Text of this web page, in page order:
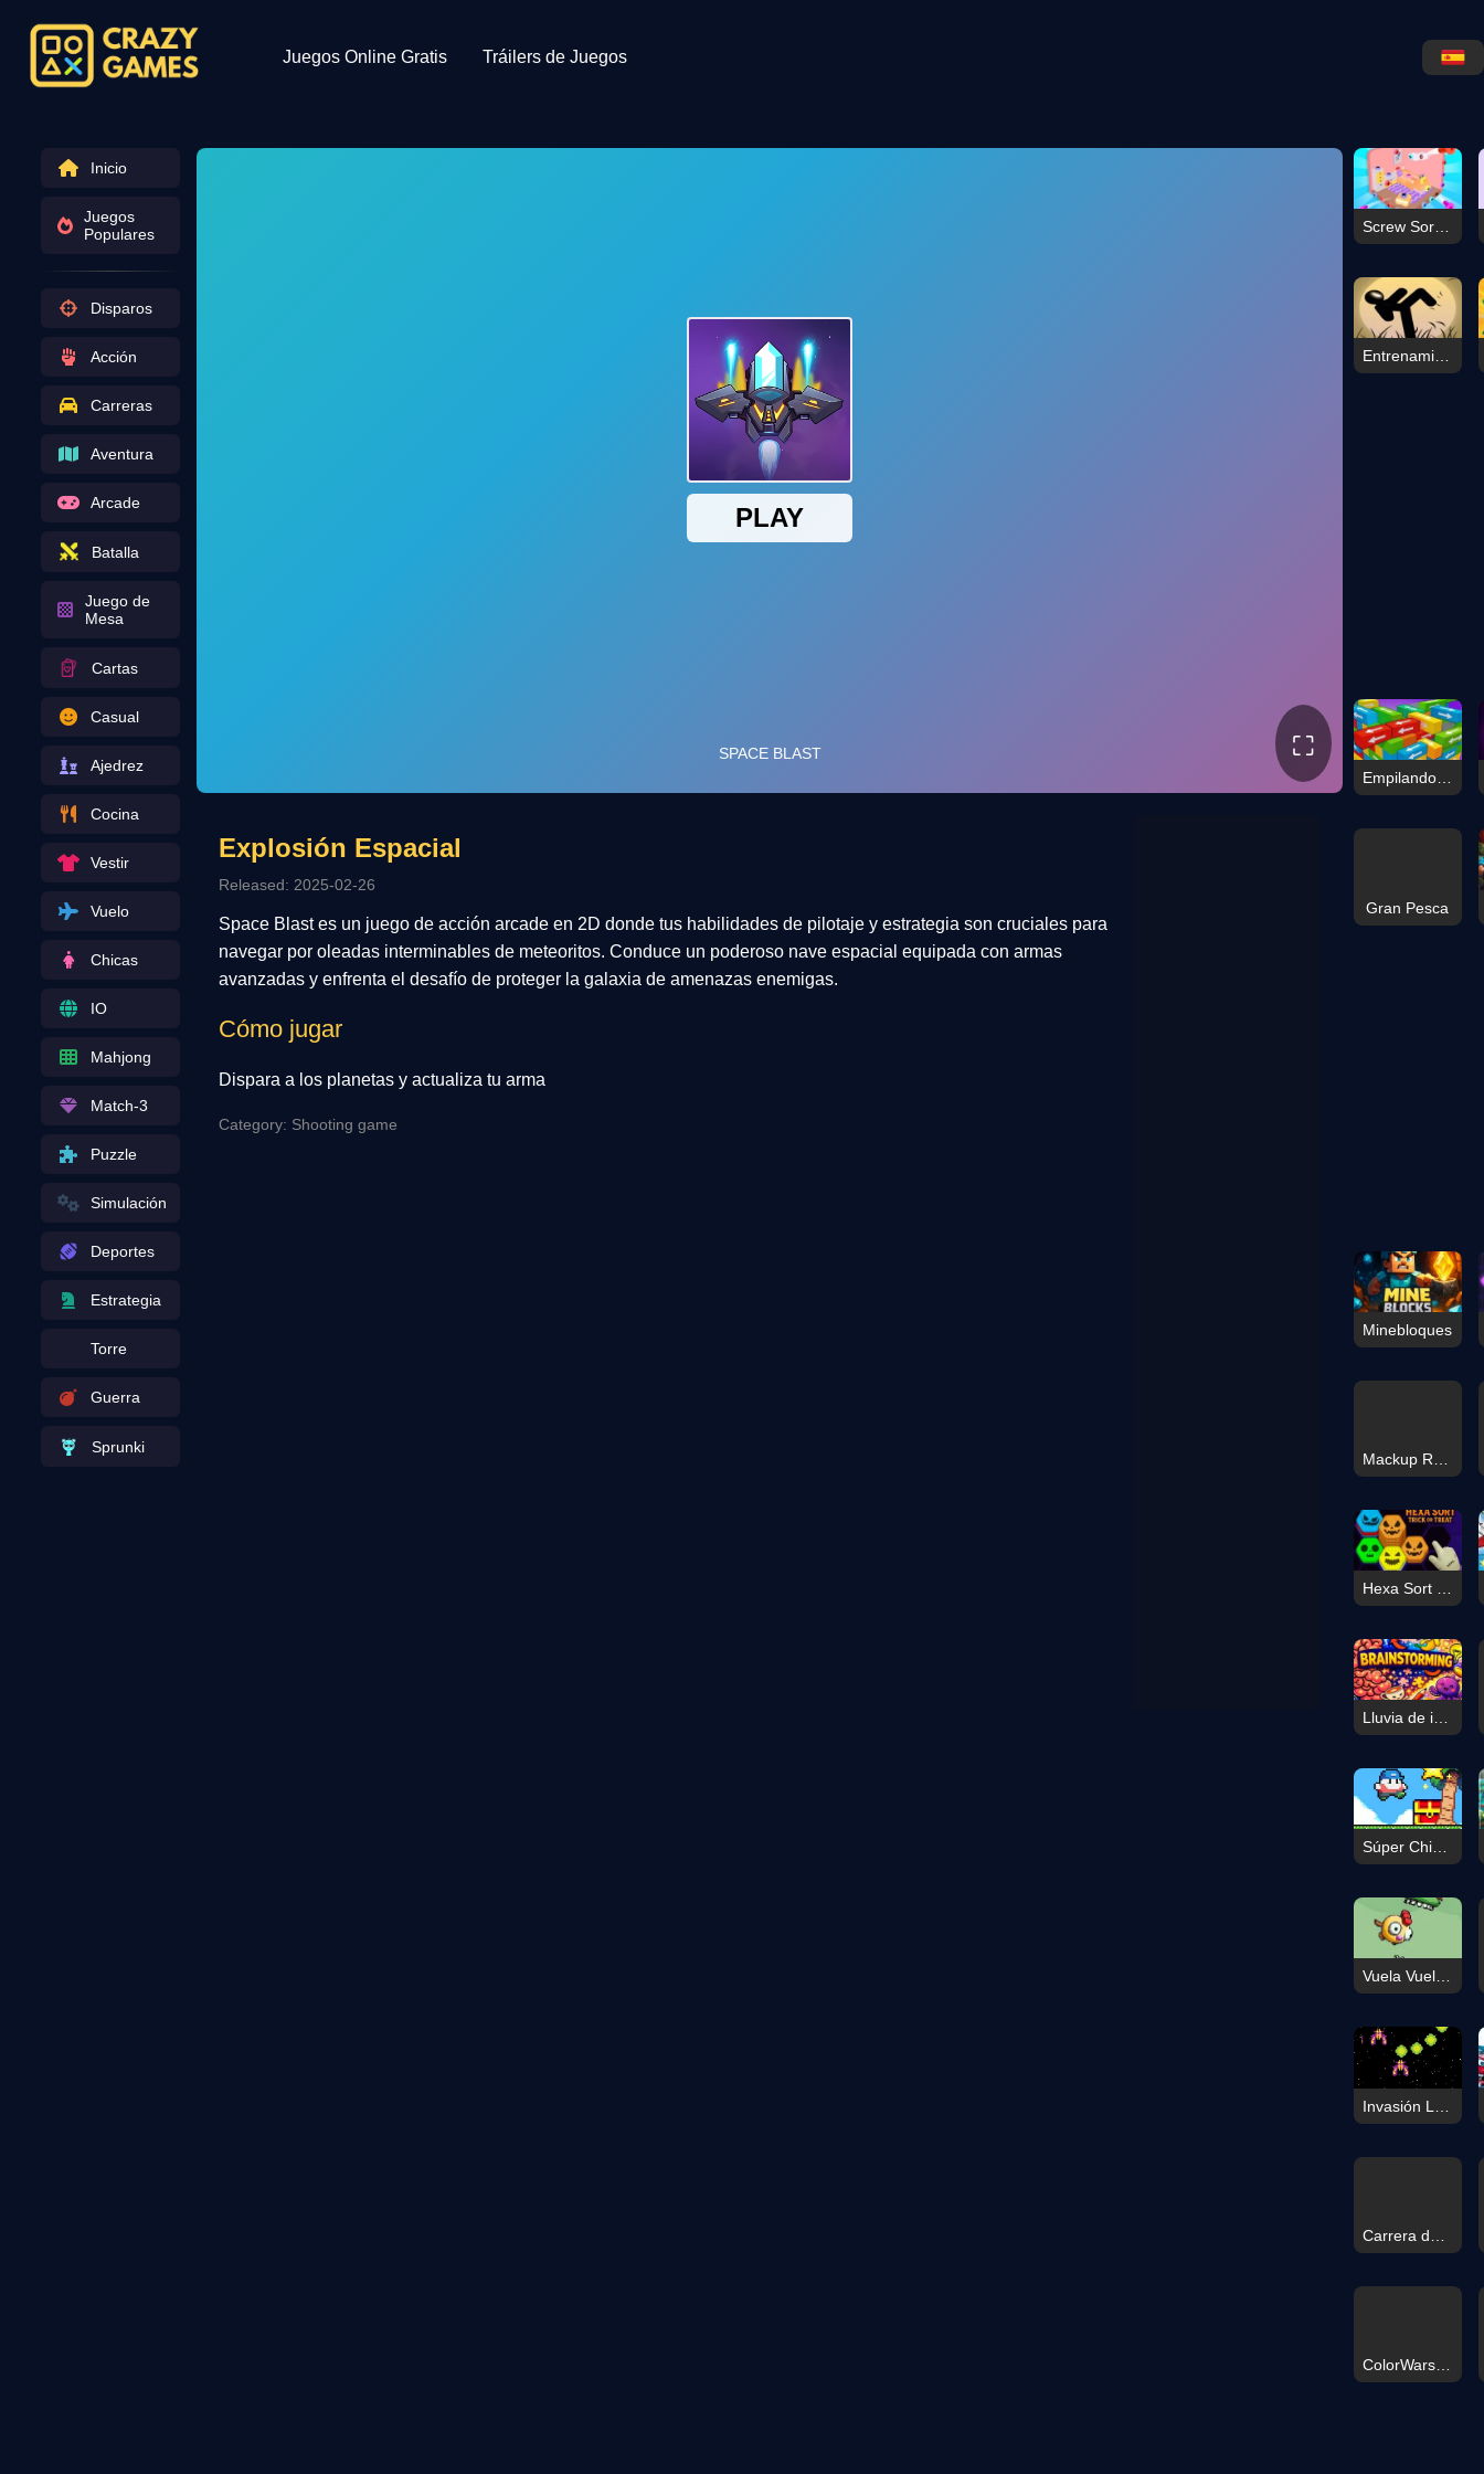
Juegos Online Gratis Tráilers de Juegos
Inicio
Juegos
Populares
Disparos
Acción
Carreras
Aventura
Arcade
Batalla
Juego de
Mesa
Cartas
Casual
Ajedrez
Cocina
Vestir
Vuelo
Chicas
IO
Mahjong
Match-3
Puzzle
Simulación
Deportes
Estrategia
Torre
Guerra
Sprunki
⛶
Explosión Espacial
Released: 2025-02-26
Space Blast es un juego de acción arcade en 2D donde tus habilidades de pilotaje y estrategia son cruciales para
navegar por oleadas interminables de meteoritos. Conduce un poderoso nave espacial equipada con armas
avanzadas y enfrenta el desafío de proteger la galaxia de amenazas enemigas.
Cómo jugar
Dispara a los planetas y actualiza tu arma
Category: Shooting game
Screw Sort 3D: Rompecabezas de Tornillos
Entrenamiento de Luchador de Palitos
Empilando Coincidencia
Gran Pesca
Minebloques
Lluvia de ideas
Súper Chico Suave 2
Vuela Vuela Vuela
ColorWars.io - Juego de Conquista